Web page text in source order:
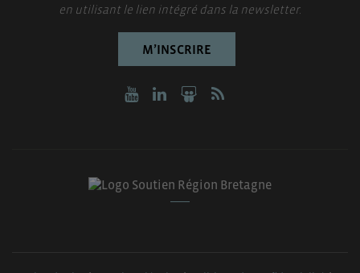
en utilisant le lien intégré dans la newsletter.
M’INSCRIRE